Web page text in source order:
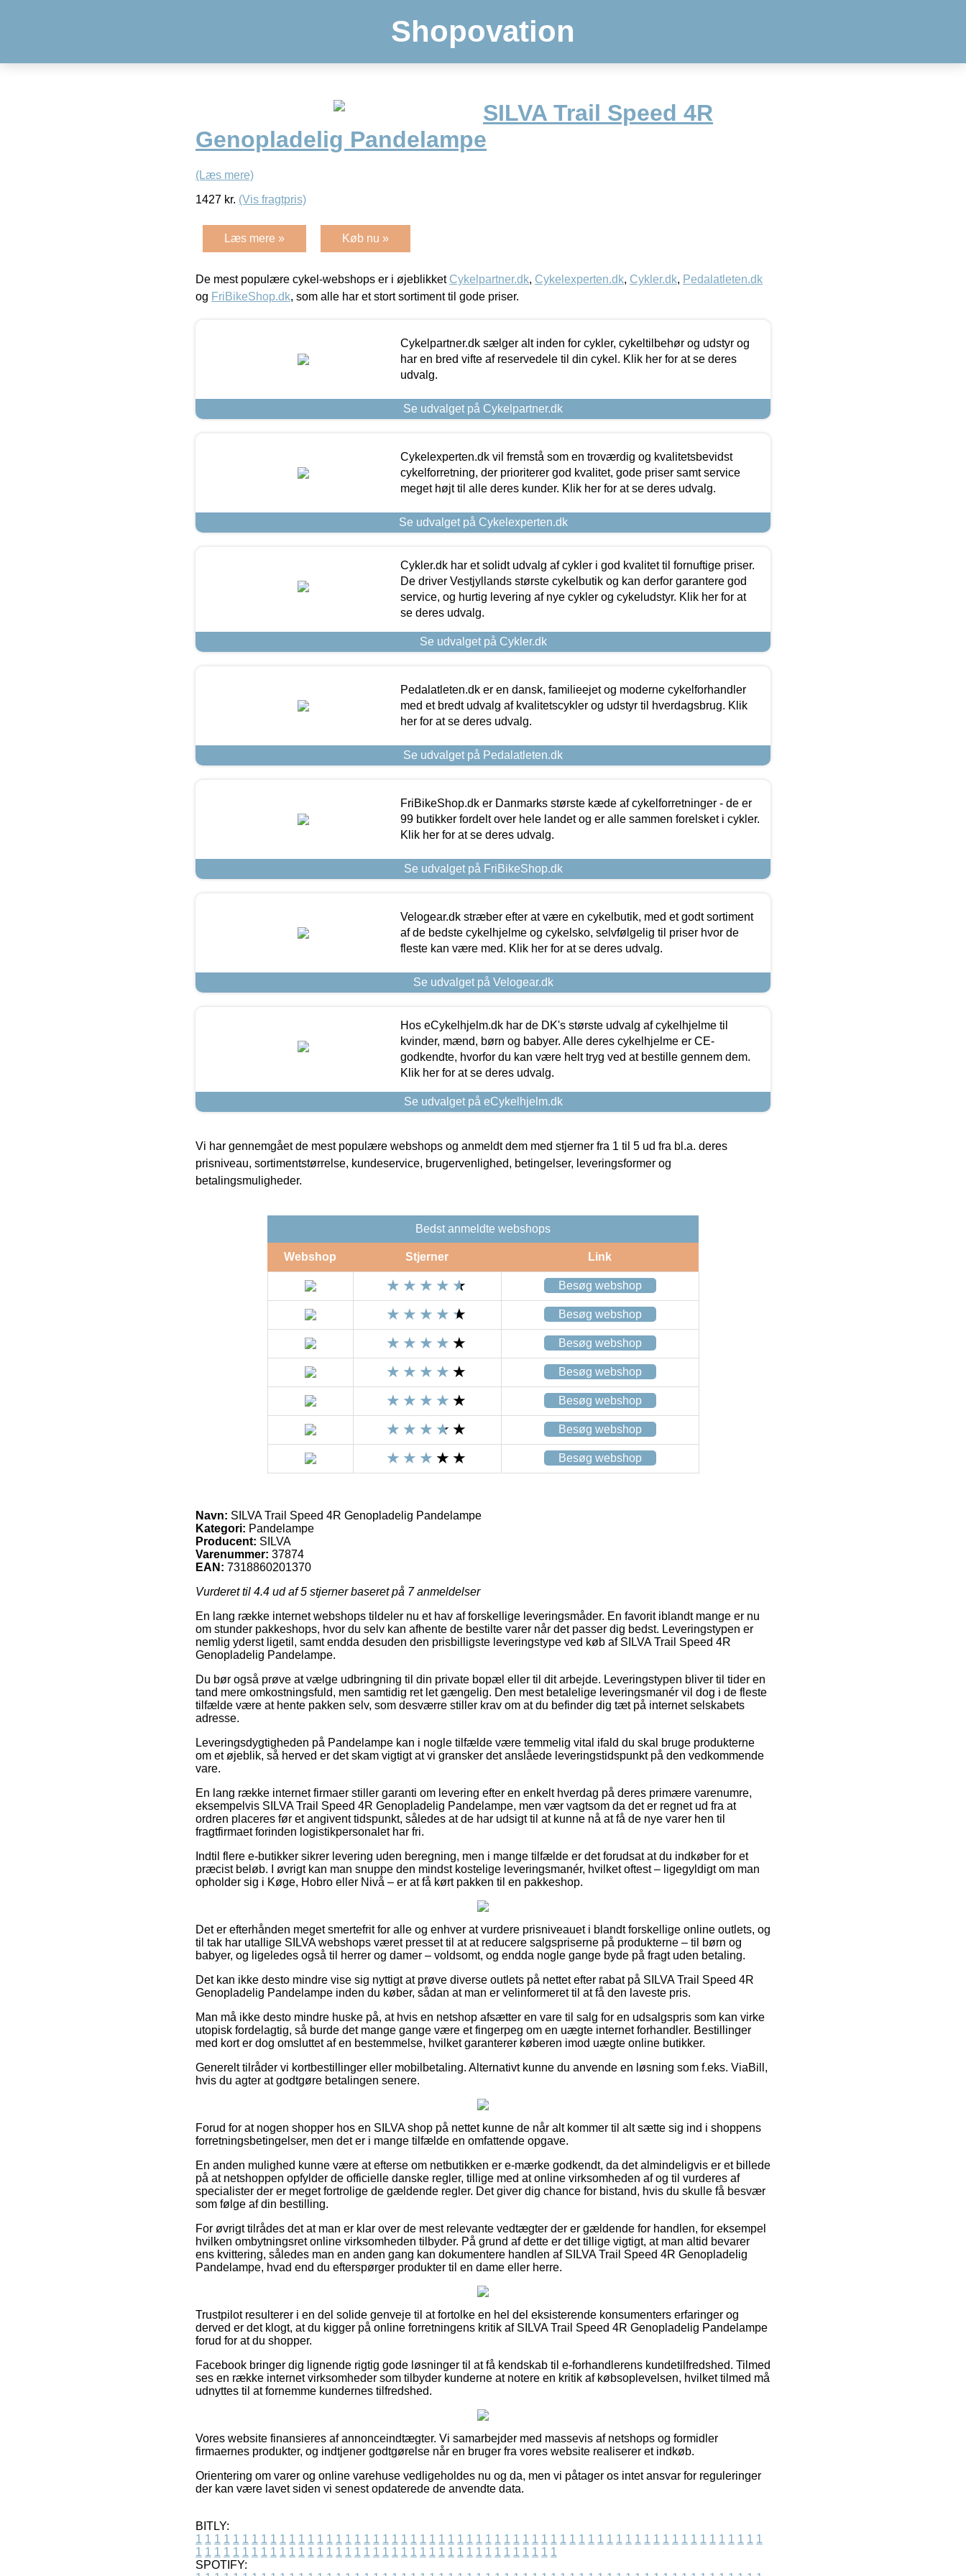
Shopovation
SILVA Trail Speed 4R
Genopladelig Pandelampe
(Læs mere)
1427 kr. (Vis fragtpris)
Læs mere » Køb nu »
De mest populære cykel-webshops er i øjeblikket Cykelpartner.dk, Cykelexperten.dk, Cykler.dk, Pedalatleten.dk
og FriBikeShop.dk, som alle har et stort sortiment til gode priser.
Cykelpartner.dk sælger alt inden for cykler, cykeltilbehør og udstyr og
har en bred vifte af reservedele til din cykel. Klik her for at se deres
udvalg.
Se udvalget på Cykelpartner.dk
Cykelexperten.dk vil fremstå som en troværdig og kvalitetsbevidst
cykelforretning, der prioriterer god kvalitet, gode priser samt service
meget højt til alle deres kunder. Klik her for at se deres udvalg.
Se udvalget på Cykelexperten.dk
Cykler.dk har et solidt udvalg af cykler i god kvalitet til fornuftige priser.
De driver Vestjyllands største cykelbutik og kan derfor garantere god
service, og hurtig levering af nye cykler og cykeludstyr. Klik her for at
se deres udvalg.
Se udvalget på Cykler.dk
Pedalatleten.dk er en dansk, familieejet og moderne cykelforhandler
med et bredt udvalg af kvalitetscykler og udstyr til hverdagsbrug. Klik
her for at se deres udvalg.
Se udvalget på Pedalatleten.dk
FriBikeShop.dk er Danmarks største kæde af cykelforretninger - de er
99 butikker fordelt over hele landet og er alle sammen forelsket i cykler.
Klik her for at se deres udvalg.
Se udvalget på FriBikeShop.dk
Velogear.dk stræber efter at være en cykelbutik, med et godt sortiment
af de bedste cykelhjelme og cykelsko, selvfølgelig til priser hvor de
fleste kan være med. Klik her for at se deres udvalg.
Se udvalget på Velogear.dk
Hos eCykelhjelm.dk har de DK's største udvalg af cykelhjelme til
kvinder, mænd, børn og babyer. Alle deres cykelhjelme er CE-
godkendte, hvorfor du kan være helt tryg ved at bestille gennem dem.
Klik her for at se deres udvalg.
Se udvalget på eCykelhjelm.dk
Vi har gennemgået de mest populære webshops og anmeldt dem med stjerner fra 1 til 5 ud fra bl.a. deres
prisniveau, sortimentstørrelse, kundeservice, brugervenlighed, betingelser, leveringsformer og
betalingsmuligheder.
Bedst anmeldte webshops
Webshop Stjerner Link
Besøg webshop
Besøg webshop
Besøg webshop
Besøg webshop
Besøg webshop
Besøg webshop
Besøg webshop
Navn: SILVA Trail Speed 4R Genopladelig Pandelampe
Kategori: Pandelampe
Producent: SILVA
Varenummer: 37874
EAN: 7318860201370
Vurderet til 4.4 ud af 5 stjerner baseret på 7anmeldelser
En lang række internet webshops tildeler nu et hav af forskellige leveringsmåder. En favorit iblandt mange er nu
om stunder pakkeshops, hvor du selv kan afhente de bestilte varer når det passer dig bedst. Leveringstypen er
nemlig yderst ligetil, samt endda desuden den prisbilligste leveringstype ved køb af SILVA Trail Speed 4R
Genopladelig Pandelampe.
Du bør også prøve at vælge udbringning til din private bopæl eller til dit arbejde. Leveringstypen bliver til tider en
tand mere omkostningsfuld, men samtidig ret let gængelig. Den mest betalelige leveringsmanér vil dog i de fleste
tilfælde være at hente pakken selv, som desværre stiller krav om at du befinder dig tæt på internet selskabets
adresse.
Leveringsdygtigheden på Pandelampe kan i nogle tilfælde være temmelig vital ifald du skal bruge produkterne
om et øjeblik, så herved er det skam vigtigt at vi gransker det anslåede leveringstidspunkt på den vedkommende
vare.
En lang række internet firmaer stiller garanti om levering efter en enkelt hverdag på deres primære varenumre,
eksempelvis SILVA Trail Speed 4R Genopladelig Pandelampe, men vær vagtsom da det er regnet ud fra at
ordren placeres før et angivent tidspunkt, således at de har udsigt til at kunne nå at få de nye varer hen til
fragtfirmaet forinden logistikpersonalet har fri.
Indtil flere e-butikker sikrer levering uden beregning, men i mange tilfælde er det forudsat at du indkøber for et
præcist beløb. I øvrigt kan man snuppe den mindst kostelige leveringsmanér, hvilket oftest – ligegyldigt om man
opholder sig i Køge, Hobro eller Nivå – er at få kørt pakken til en pakkeshop.
Det er efterhånden meget smertefrit for alle og enhver at vurdere prisniveauet i blandt forskellige online outlets, og
til tak har utallige SILVA webshops været presset til at at reducere salgspriserne på produkterne – til børn og
babyer, og ligeledes også til herrer og damer – voldsomt, og endda nogle gange byde på fragt uden betaling.
Det kan ikke desto mindre vise sig nyttigt at prøve diverse outlets på nettet efter rabat på SILVA Trail Speed 4R
Genopladelig Pandelampe inden du køber, sådan at man er velinformeret til at få den laveste pris.
Man må ikke desto mindre huske på, at hvis en netshop afsætter en vare til salg for en udsalgspris som kan virke
utopisk fordelagtig, så burde det mange gange være et fingerpeg om en uægte internet forhandler. Bestillinger
med kort er dog omsluttet af en bestemmelse, hvilket garanterer køberen imod uægte online butikker.
Generelt tilråder vi kortbestillinger eller mobilbetaling. Alternativt kunne du anvende en løsning som f.eks. ViaBill,
hvis du agter at godtgøre betalingen senere.
Forud for at nogen shopper hos en SILVA shop på nettet kunne de når alt kommer til alt sætte sig ind i shoppens
forretningsbetingelser, men det er i mange tilfælde en omfattende opgave.
En anden mulighed kunne være at efterse om netbutikken er e-mærke godkendt, da det almindeligvis er et billede
på at netshoppen opfylder de officielle danske regler, tillige med at online virksomheden af og til vurderes af
specialister der er meget fortrolige de gældende regler. Det giver dig chance for bistand, hvis du skulle få besvær
som følge af din bestilling.
For øvrigt tilrådes det at man er klar over de mest relevante vedtægter der er gældende for handlen, for eksempel
hvilken ombytningsret online virksomheden tilbyder. På grund af dette er det tillige vigtigt, at man altid bevarer
ens kvittering, således man en anden gang kan dokumentere handlen af SILVA Trail Speed 4R Genopladelig
Pandelampe, hvad end du efterspørger produkter til en dame eller herre.
Trustpilot resulterer i en del solide genveje til at fortolke en hel del eksisterende konsumenters erfaringer og
derved er det klogt, at du kigger på online forretningens kritik af SILVA Trail Speed 4R Genopladelig Pandelampe
forud for at du shopper.
Facebook bringer dig lignende rigtig gode løsninger til at få kendskab til e-forhandlerens kundetilfredshed. Tilmed
ses en række internet virksomheder som tilbyder kunderne at notere en kritik af købsoplevelsen, hvilket tilmed må
udnyttes til at fornemme kundernes tilfredshed.
Vores website finansieres af annonceindtægter. Vi samarbejder med massevis af netshops og formidler
firmaernes produkter, og indtjener godtgørelse når en bruger fra vores website realiserer et indkøb.
Orientering om varer og online varehuse vedligeholdes nu og da, men vi påtager os intet ansvar for reguleringer
der kan være lavet siden vi senest opdaterede de anvendte data.
BITLY:
1 1 1 1 1 1 1 1 1 1 1 1 1 1 1 1 1 1 1 1 1 1 1 1 1 1 1 1 1 1 1 1 1 1 1 1 1 1 1 1 1 1 1 1 1 1 1 1 1 1 1 1 1 1 1 1 1 1 1 1 1
1 1 1 1 1 1 1 1 1 1 1 1 1 1 1 1 1 1 1 1 1 1 1 1 1 1 1 1 1 1 1 1 1 1 1 1 1 1 1
SPOTIFY: